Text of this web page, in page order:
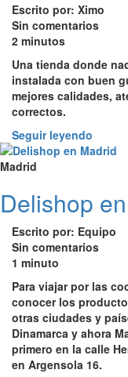
Escrito por: Ximo
Sin comentarios
2 minutos
Una tienda donde
instalada con buen
mejores calidades,
correctos.
Seguir leyendo
Madrid
Delishop
Escrito por: Equipo
Sin comentarios
1 minuto
Para viajar por las
conocer los
otras ciudades y
Dinamarca y ahora
primero en la calle
en Argensola 16.